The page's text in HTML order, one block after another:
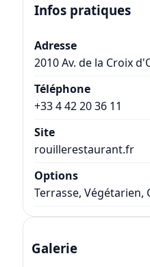
Infos pratiques
Adresse
2010 Av. de la Croix
Téléphone
+33 4 42 20 36 11
Site
rouillerestaurant.fr
Options
Terrasse, Végétarien,
Galerie